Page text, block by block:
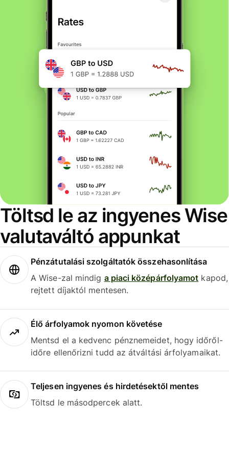
Töltsd le az ingyenes Wise
valutaváltó appunkat
Pénzátutalási szolgáltatók összehasonlítása
A Wise-zal mindig a piaci középárfolyamot kapod,
rejtett díjaktól mentesen.
Élő árfolyamok nyomon követése
Mentsd el a kedvenc pénznemeidet, hogy időről-
időre ellenőrizni tudd az átváltási árfolyamaikat.
Teljesen ingyenes és hirdetésektől mentes
Töltsd le másodpercek alatt.